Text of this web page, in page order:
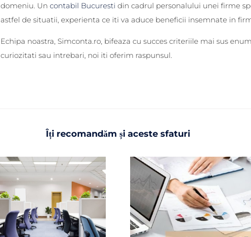
domeniu. Uncontabil Bucuresti din cadrul personalului unei firme
astfel de situatii, experienta ce iti va aduce beneficii insemnate in
Echipa noastra, Simconta.ro, bifeaza cu succes criteriile mai sus
curiozitati sau intrebari, noi iti oferim raspunsul.
Îți recomandăm și aceste sfaturi